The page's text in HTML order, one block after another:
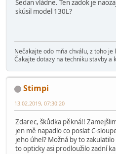
Sedan vládne. Ten zadok je
skúsil model 130L?
Nečakajte odo mňa chválu, z toho je
Čakajte dotazy na techniku stavby a
Stimpi
13.02.2019, 07:30:20
Zdarec, škůdka pěkná!!
jen mě napadlo co poslat C-
jeho úhel? Možná by to
to opticky asi prodloužilo zadní